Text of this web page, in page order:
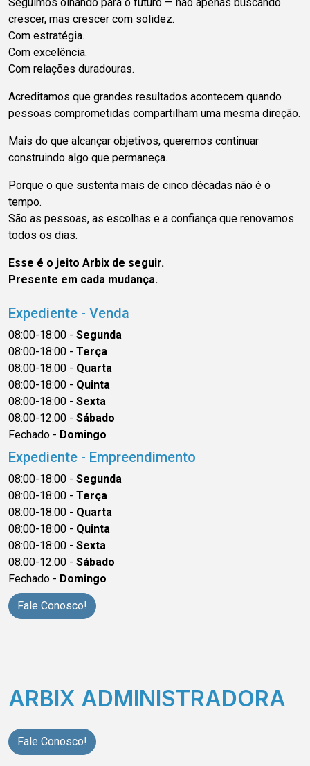
crescer, mas crescer com solidez.
Com estratégia.
Com excelência.
Com relações duradouras.
Acreditamos que grandes resultados acontecem quando
pessoas comprometidas compartilham uma mesma direção.
Mais do que alcançar objetivos, queremos continuar
construindo algo que permaneça.
Porque o que sustenta mais de cinco décadas não é o
tempo.
São as pessoas, as escolhas e a confiança que renovamos
todos os dias.
Esse é o jeito Arbix de seguir.
Presente em cada mudança.
Expediente - Venda
08:00-18:00 - Segunda
08:00-18:00 - Terça
08:00-18:00 - Quarta
08:00-18:00 - Quinta
08:00-18:00 - Sexta
08:00-12:00 - Sábado
Fechado - Domingo
Expediente - Empreendimento
08:00-18:00 - Segunda
08:00-18:00 - Terça
08:00-18:00 - Quarta
08:00-18:00 - Quinta
08:00-18:00 - Sexta
08:00-12:00 - Sábado
Fechado - Domingo
Fale Conosco!
ARBIX ADMINISTRADORA
Fale Conosco!